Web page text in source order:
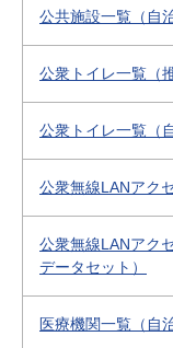
公共施設一覧（自
公衆トイレ一覧（
公衆トイレ一覧（
公衆無線LANアク
公衆無線LANアク
データセット）
医療機関一覧（自